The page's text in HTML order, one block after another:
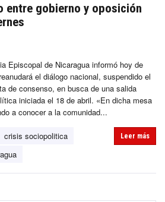
entre gobierno y oposición
Episcopal de Nicaragua informó hoy de
el diálogo nacional, suspendido el
de consenso, en busca de una salida
iniciada el 18 de abril. «En dicha mesa
a conocer a la comunidad...
crisis sociopolitica
Leer más